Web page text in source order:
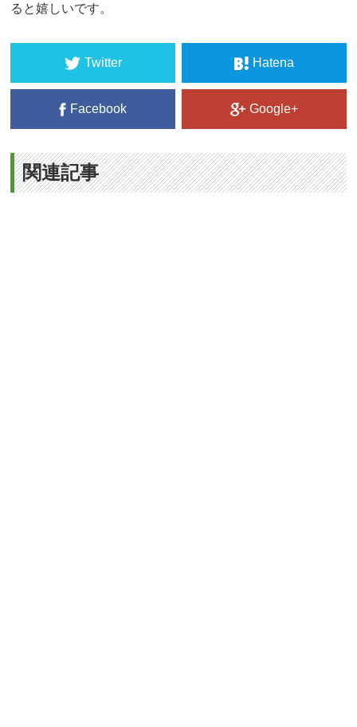
ると嬉しいです。
Twitter Hatena
Facebook Google+
関連記事